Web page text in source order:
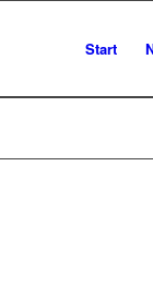
Start